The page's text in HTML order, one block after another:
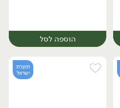
הוספה לסל
תוצרת
ישראל